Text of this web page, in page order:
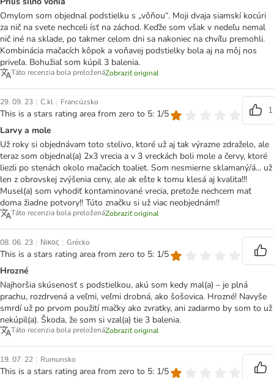
Omylom som objednal podstielku s „vôňou“. Moji dvaja siamskí kocúri
za nič na svete nechceli ísť na záchod. Keďže som však v nedeľu nemal
nič iné na sklade, po takmer celom dni sa nakoniec na chvíľu premohli.
Kombinácia mačacích kôpok a voňavej podstielky bola aj na môj nos
priveľa. Bohužiaľ som kúpil 3 balenia.
Táto recenzia bola preloženáZobraziť original
29. 09. 23 | C.kl | Francúzsko
This is a stars rating area from zero to 5: 1/5
1
Larvy a mole
Už roky si objednávam toto stelivo, ktoré už aj tak výrazne zdraželo, ale
teraz som objednal(a) 2x3 vrecia a v 3 vreckách boli mole a červy, ktoré
liezli po stenách okolo mačacích toaliet. Som nesmierne sklamaný/á... už
len z obrovskej zvýšenia ceny, ale ak ešte k tomu klesá aj kvalita!!!
Musel(a) som vyhodiť kontaminované vrecia, pretože nechcem mať
doma žiadne potvory!! Túto značku si už viac neobjednám!!
Táto recenzia bola preloženáZobraziť original
08. 06. 23 | Νικος | Grécko
This is a stars rating area from zero to 5: 1/5
Hrozné
Najhoršia skúsenosť s podstielkou, akú som kedy mal(a) – je plná
prachu, rozdrvená a veľmi, veľmi drobná, ako šošovica. Hrozné! Navyše
smrdí už po prvom použití mačky ako zvratky, ani zadarmo by som to už
nekúpil(a). Škoda, že som si vzal(a) tie 3 balenia.
Táto recenzia bola preloženáZobraziť original
19. 07. 22 | Rumunsko
This is a stars rating area from zero to 5: 1/5